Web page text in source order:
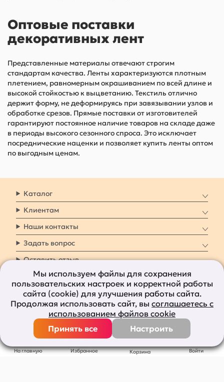
На главную Избранное Корзина Войти
Оптовые поставки
декоративных лент
Представленные материалы отвечают строгим
стандартам качества. Ленты характеризуются плотным
плетением, равномерным окрашиванием по всей длине и
высокой стойкостью к выцветанию. Текстиль отлично
держит форму, не деформируясь при завязывании узлов и
обработке срезов. Прямые поставки от изготовителей
гарантируют постоянное наличие товаров на складе даже
в периоды высокого сезонного спроса. Это исключает
посреднические наценки и позволяет купить ленты оптом
по выгодным ценам.
Каталог
Клиентам
Наши контакты
Задать вопрос
Оставить отзыв
8 800 7009 161 Заказать звонок
Наши социальные
сети
Все права защищены © 2011-2026 bolshepodarkov.ru
Мы используем файлы для сохранения
пользовательских настроек и корректной работы
сайта (cookie) для улучшения работы сайта.
Продолжая использовать сайт, вы соглашаетесь с
использованием файлов cookie
Принять все
Настроить